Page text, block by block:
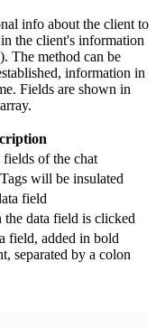
info about the client to
the client's information
The method can be
information in
Fields are shown in
of the chat
will be insulated
field
data field is clicked
field, added in bold
separated by a colon